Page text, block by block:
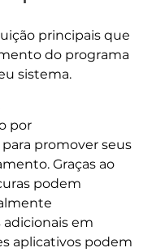
principais que
do programa
sistema.
por
promover seus
Graças ao
podem
em
aplicativos podem